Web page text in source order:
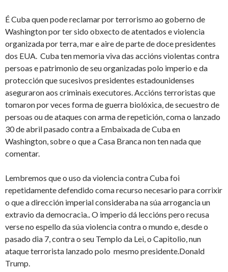
É Cuba quen pode reclamar por terrorismo ao goberno de
Washington por ter sido obxecto de atentados e violencia
organizada por terra, mar e aire de parte de doce presidentes
dos EUA. Cuba ten memoria viva das accións violentas contra
persoas e patrimonio de seu organizadas polo imperio e da
protección que sucesivos presidentes estadounidenses
aseguraron aos criminais executores. Accións terroristas que
tomaron por veces forma de guerra biolóxica, de secuestro de
persoas ou de ataques con arma de repetición, coma o lanzado
30 de abril pasado contra a Embaixada de Cuba en
Washington, sobre o que a Casa Branca non ten nada que
comentar.
Lembremos que o uso da violencia contra Cuba foi
repetidamente defendido coma recurso necesario para corrixir
o que a dirección imperial consideraba na súa arrogancia un
extravio da democracia.. O imperio dá leccións pero recusa
verse no espello da súa violencia contra o mundo e, desde o
pasado dia 7, contra o seu Templo da Lei, o Capitolio, nun
ataque terrorista lanzado polo mesmo presidente.Donald
Trump.